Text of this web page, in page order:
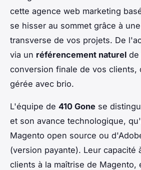
cette agence web marketing
se hisser au sommet grâce à
transverse de vos projets. De
via un référencement naturel de
conversion finale de vos clients,
gérée avec brio.
L'équipe de 410 Gone se
et son avance technologique,
Magento open source ou
(version payante). Leur capacité
clients à la maîtrise de Magento,